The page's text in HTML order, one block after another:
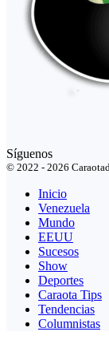
Síguenos
© 2022 - 2026
Inicio
Venezuela
Mundo
EEUU
Sucesos
Show
Deportes
Caraota Tips
Tendencias
Columnistas